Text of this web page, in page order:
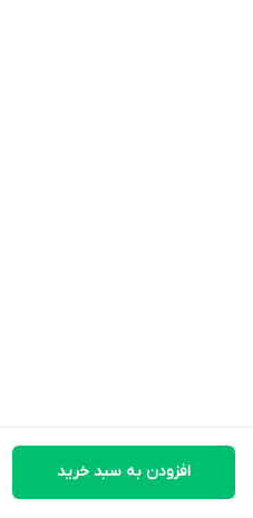
افزودن به سبد خرید